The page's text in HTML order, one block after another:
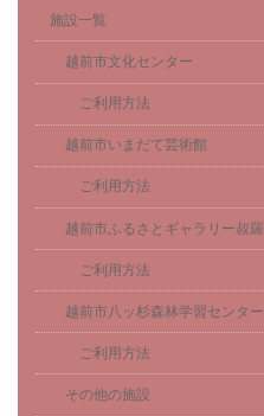
施設一覧
越前市文化センター
ご利用方法
越前市いまだて芸術館
ご利用方法
越前市ふるさとギャラリー叔羅
ご利用方法
越前市八ッ杉森林学習センター
ご利用方法
その他の施設